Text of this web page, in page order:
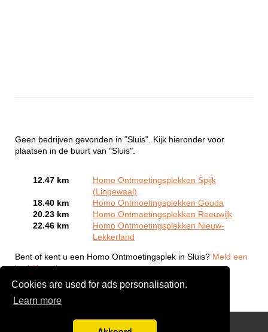
Cookies are used for ads personalisation.
Learn more
Geen bedrijven gevonden in "Sluis". Kijk hieronder voor
plaatsen in de buurt van "Sluis".
12.47 km
Homo Ontmoetingsplekken Spijk
(Lingewaal)
18.40 km
Homo Ontmoetingsplekken Gouda
20.23 km
Homo Ontmoetingsplekken Reeuwijk
22.46 km
Homo Ontmoetingsplekken Nieuw-
Lekkerland
Bent of kent u een Homo Ontmoetingsplek in Sluis? Meld een
bedrijf gratis aan